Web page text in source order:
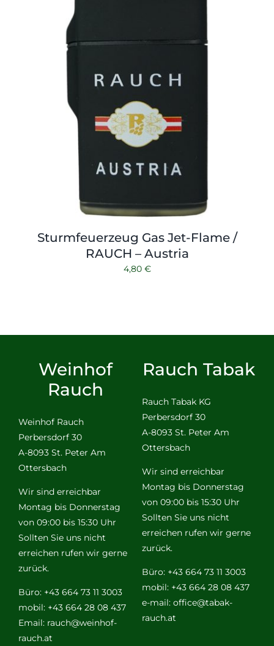
Sturmfeuerzeug Gas Jet-Flame /
RAUCH – Austria
4,80 €
Weinhof
Rauch
Weinhof Rauch
Perbersdorf 30
A-8093 St. Peter Am
Ottersbach
Wir sind erreichbar
Montag bis Donnerstag
von 09:00 bis 15:30 Uhr
Sollten Sie uns nicht
erreichen rufen wir gerne
zurück.
Büro: +43 664 73 11 3003
mobil: +43 664 28 08 437
Email: rauch@weinhof-
rauch.at
Rauch Tabak
Rauch Tabak KG
Perbersdorf 30
A-8093 St. Peter Am
Ottersbach
Wir sind erreichbar
Montag bis Donnerstag
von 09:00 bis 15:30 Uhr
Sollten Sie uns nicht
erreichen rufen wir gerne
zurück.
Büro: +43 664 73 11 3003
mobil: +43 664 28 08 437
e-mail: office@tabak-
rauch.at